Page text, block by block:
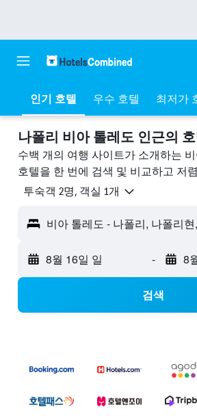
인기 호텔 우수 호텔 최저가
나폴리 비아 톨레도 ​인근의
수백 개의 여행 사이트가 소개하는
호텔을 한 번에 검색 및 비교하고 저
​투숙객 2​명, ​객실 1개
비아 톨레도 - 나폴리, 나폴리
8월 16일 일 - 8
검색